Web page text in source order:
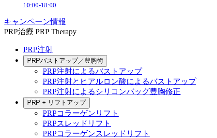
10:00-18:00
キャンペーン情報
PRP治療 PRP Therapy
PRP注射
PRPバストアップ／豊胸術
PRP注射によるバストアップ
PRP注射とヒアルロン酸によるバストアップ
PRP注射によるシリコンバッグ豊胸修正
PRP + リフトアップ
PRPコラーゲンリフト
PRPスレッドリフト
PRPコラーゲンスレッドリフト